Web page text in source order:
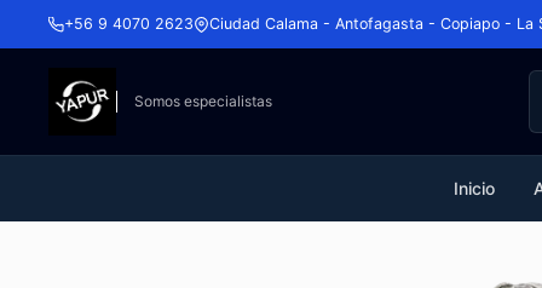
+56 9 4070 2623 Ciudad Calama - Antofagasta - Copiapo - La
Somos especialistas
Inicio